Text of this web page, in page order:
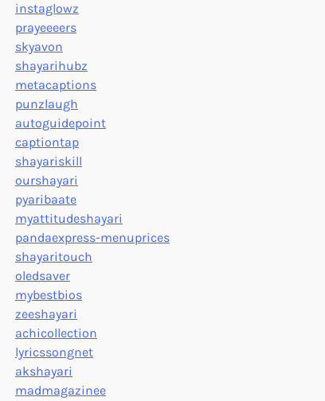
instaglowz
prayeeeers
skyavon
shayarihubz
metacaptions
punzlaugh
autoguidepoint
captiontap
shayariskill
ourshayari
pyaribaate
myattitudeshayari
pandaexpress-menuprices
shayaritouch
oledsaver
mybestbios
zeeshayari
achicollection
lyricssongnet
akshayari
madmagazinee